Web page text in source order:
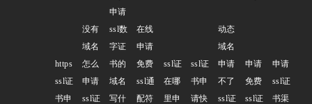
https
ssl证
书申
没有
域名
怎么
申请
ssl证
申请
ssl数
字证
书的
域名
写什
在线
申请
免费
ssl通
配符
ssl证
在哪
里申
ssl证
书申
请快
动态
域名
申请
不了
ssl证
申请
免费
ssl证
申请
ssl证
书渠